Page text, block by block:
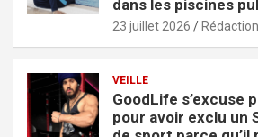
dans les piscines
23 juillet 2026 Rédaction
VEILLE
GoodLife s’excuse
pour avoir exclu un